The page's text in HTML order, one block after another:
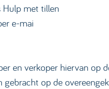
Hulp met tillen
e-mai
en verkoper hiervan op
op de